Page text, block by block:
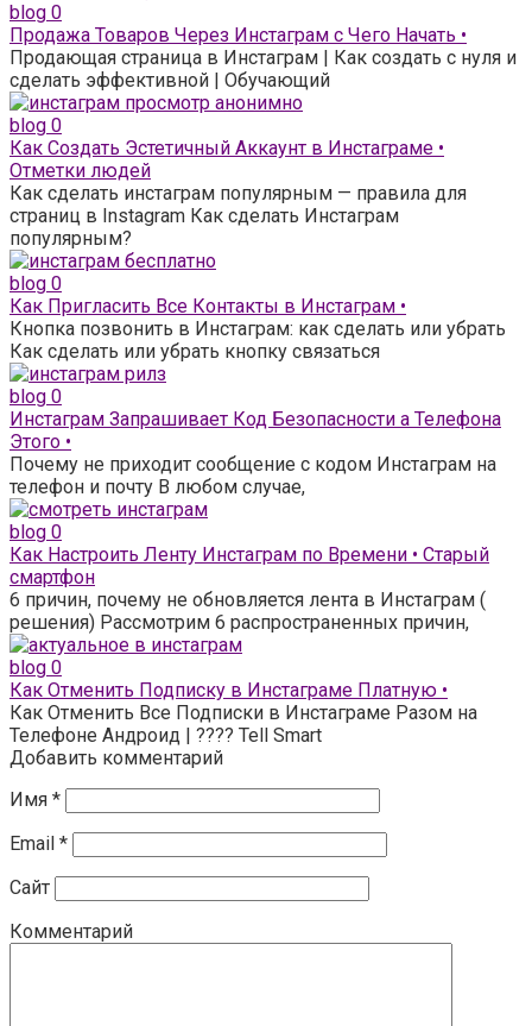
blog 0
Продажа Товаров Через Инстаграм с Чего Начать •
Продающая страница в Инстаграм | Как создать с нуля и
сделать эффективной | Обучающий
blog 0
Как Создать Эстетичный Аккаунт в Инстаграме •
Отметки людей
Как сделать инстаграм популярным — правила для
страниц в Instagram Как сделать Инстаграм
популярным?
blog 0
Как Пригласить Все Контакты в Инстаграм •
Кнопка позвонить в Инстаграм: как сделать или убрать
Как сделать или убрать кнопку связаться
blog 0
Инстаграм Запрашивает Код Безопасности а Телефона
Этого •
Почему не приходит сообщение с кодом Инстаграм на
телефон и почту В любом случае,
blog 0
Как Настроить Ленту Инстаграм по Времени • Старый
смартфон
6 причин, почему не обновляется лента в Инстаграм (
решения) Рассмотрим 6 распространенных причин,
blog 0
Как Отменить Подписку в Инстаграме Платную •
Как Отменить Все Подписки в Инстаграме Разом на
Телефоне Андроид | ???? Tell Smart
Добавить комментарий
Имя *
Email *
Сайт
Комментарий